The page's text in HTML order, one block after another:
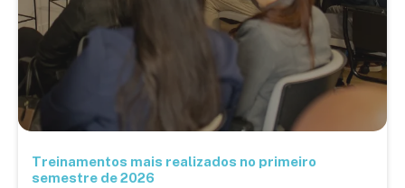
Treinamentos mais realizados no primeiro
semestre de 2026